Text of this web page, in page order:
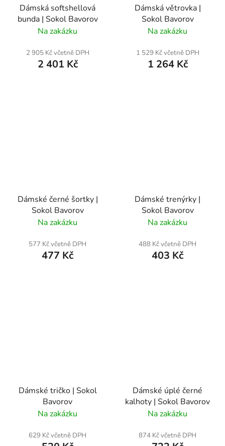
Dámská softshellová
bunda | Sokol Bavorov
Na zakázku
2 905 Kč včetně DPH
2 401 Kč
Dámská větrovka |
Sokol Bavorov
Na zakázku
1 529 Kč včetně DPH
1 264 Kč
Dámské černé šortky |
Sokol Bavorov
Na zakázku
577 Kč včetně DPH
477 Kč
Dámské trenýrky |
Sokol Bavorov
Na zakázku
488 Kč včetně DPH
403 Kč
Dámské tričko | Sokol
Bavorov
Na zakázku
629 Kč včetně DPH
Dámské úplé černé
kalhoty | Sokol Bavorov
Na zakázku
874 Kč včetně DPH